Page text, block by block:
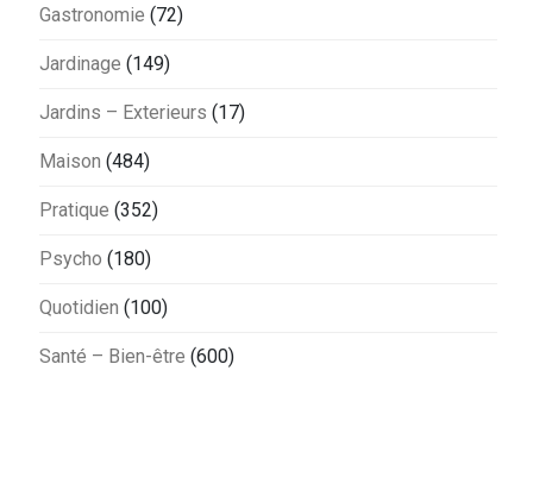
Gastronomie (72)
Jardinage (149)
Jardins – Exterieurs (17)
Maison (484)
Pratique (352)
Psycho (180)
Quotidien (100)
Santé – Bien-être (600)